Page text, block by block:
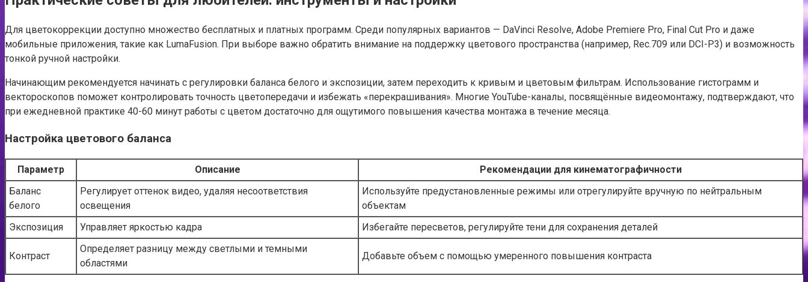
Для цветокоррекции доступно множество бесплатных и платных программ. Среди популярных вариантов — DaVinci Resolve, Adobe Premiere Pro, Final Cut Pro и даже
мобильные приложения, такие как LumaFusion. При выборе важно обратить внимание на поддержку цветового пространства (например, Rec.709 или DCI-P3) и возможность
тонкой ручной настройки.
Начинающим рекомендуется начинать с регулировки баланса белого и экспозиции, затем переходить к кривым и цветовым фильтрам. Использование гистограмм и
вектороскопов поможет контролировать точность цветопередачи и избежать «перекрашивания». Многие YouTube-каналы, посвящённые видеомонтажу, подтверждают, что
при ежедневной практике 40-60 минут работы с цветом достаточно для ощутимого повышения качества монтажа в течение месяца.
Настройка цветового баланса
Параметр Описание
Рекомендации для кинематографичности
Баланс
белого
Регулирует оттенок видео, удаляя несоответствия
освещения
Используйте предустановленные режимы или отрегулируйте вручную по нейтральным
объектам
Экспозиция
Управляет яркостью кадра Избегайте пересветов, регулируйте тени для сохранения деталей
Контраст
Определяет разницу между светлыми и темными
областями
Добавьте объем с помощью умеренного повышения контраста